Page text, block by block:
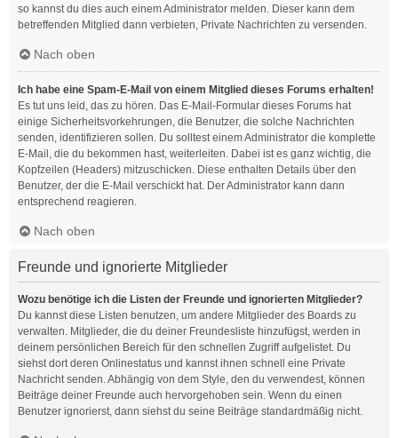
so kannst du dies auch einem Administrator melden. Dieser kann dem
betreffenden Mitglied dann verbieten, Private Nachrichten zu versenden.
Nach oben
Ich habe eine Spam-E-Mail von einem Mitglied dieses Forums erhalten!
Es tut uns leid, das zu hören. Das E-Mail-Formular dieses Forums hat
einige Sicherheitsvorkehrungen, die Benutzer, die solche Nachrichten
senden, identifizieren sollen. Du solltest einem Administrator die komplette
E-Mail, die du bekommen hast, weiterleiten. Dabei ist es ganz wichtig, die
Kopfzeilen (Headers) mitzuschicken. Diese enthalten Details über den
Benutzer, der die E-Mail verschickt hat. Der Administrator kann dann
entsprechend reagieren.
Nach oben
Freunde und ignorierte Mitglieder
Wozu benötige ich die Listen der Freunde und ignorierten Mitglieder?
Du kannst diese Listen benutzen, um andere Mitglieder des Boards zu
verwalten. Mitglieder, die du deiner Freundesliste hinzufügst, werden in
deinem persönlichen Bereich für den schnellen Zugriff aufgelistet. Du
siehst dort deren Onlinestatus und kannst ihnen schnell eine Private
Nachricht senden. Abhängig von dem Style, den du verwendest, können
Beiträge deiner Freunde auch hervorgehoben sein. Wenn du einen
Benutzer ignorierst, dann siehst du seine Beiträge standardmäßig nicht.